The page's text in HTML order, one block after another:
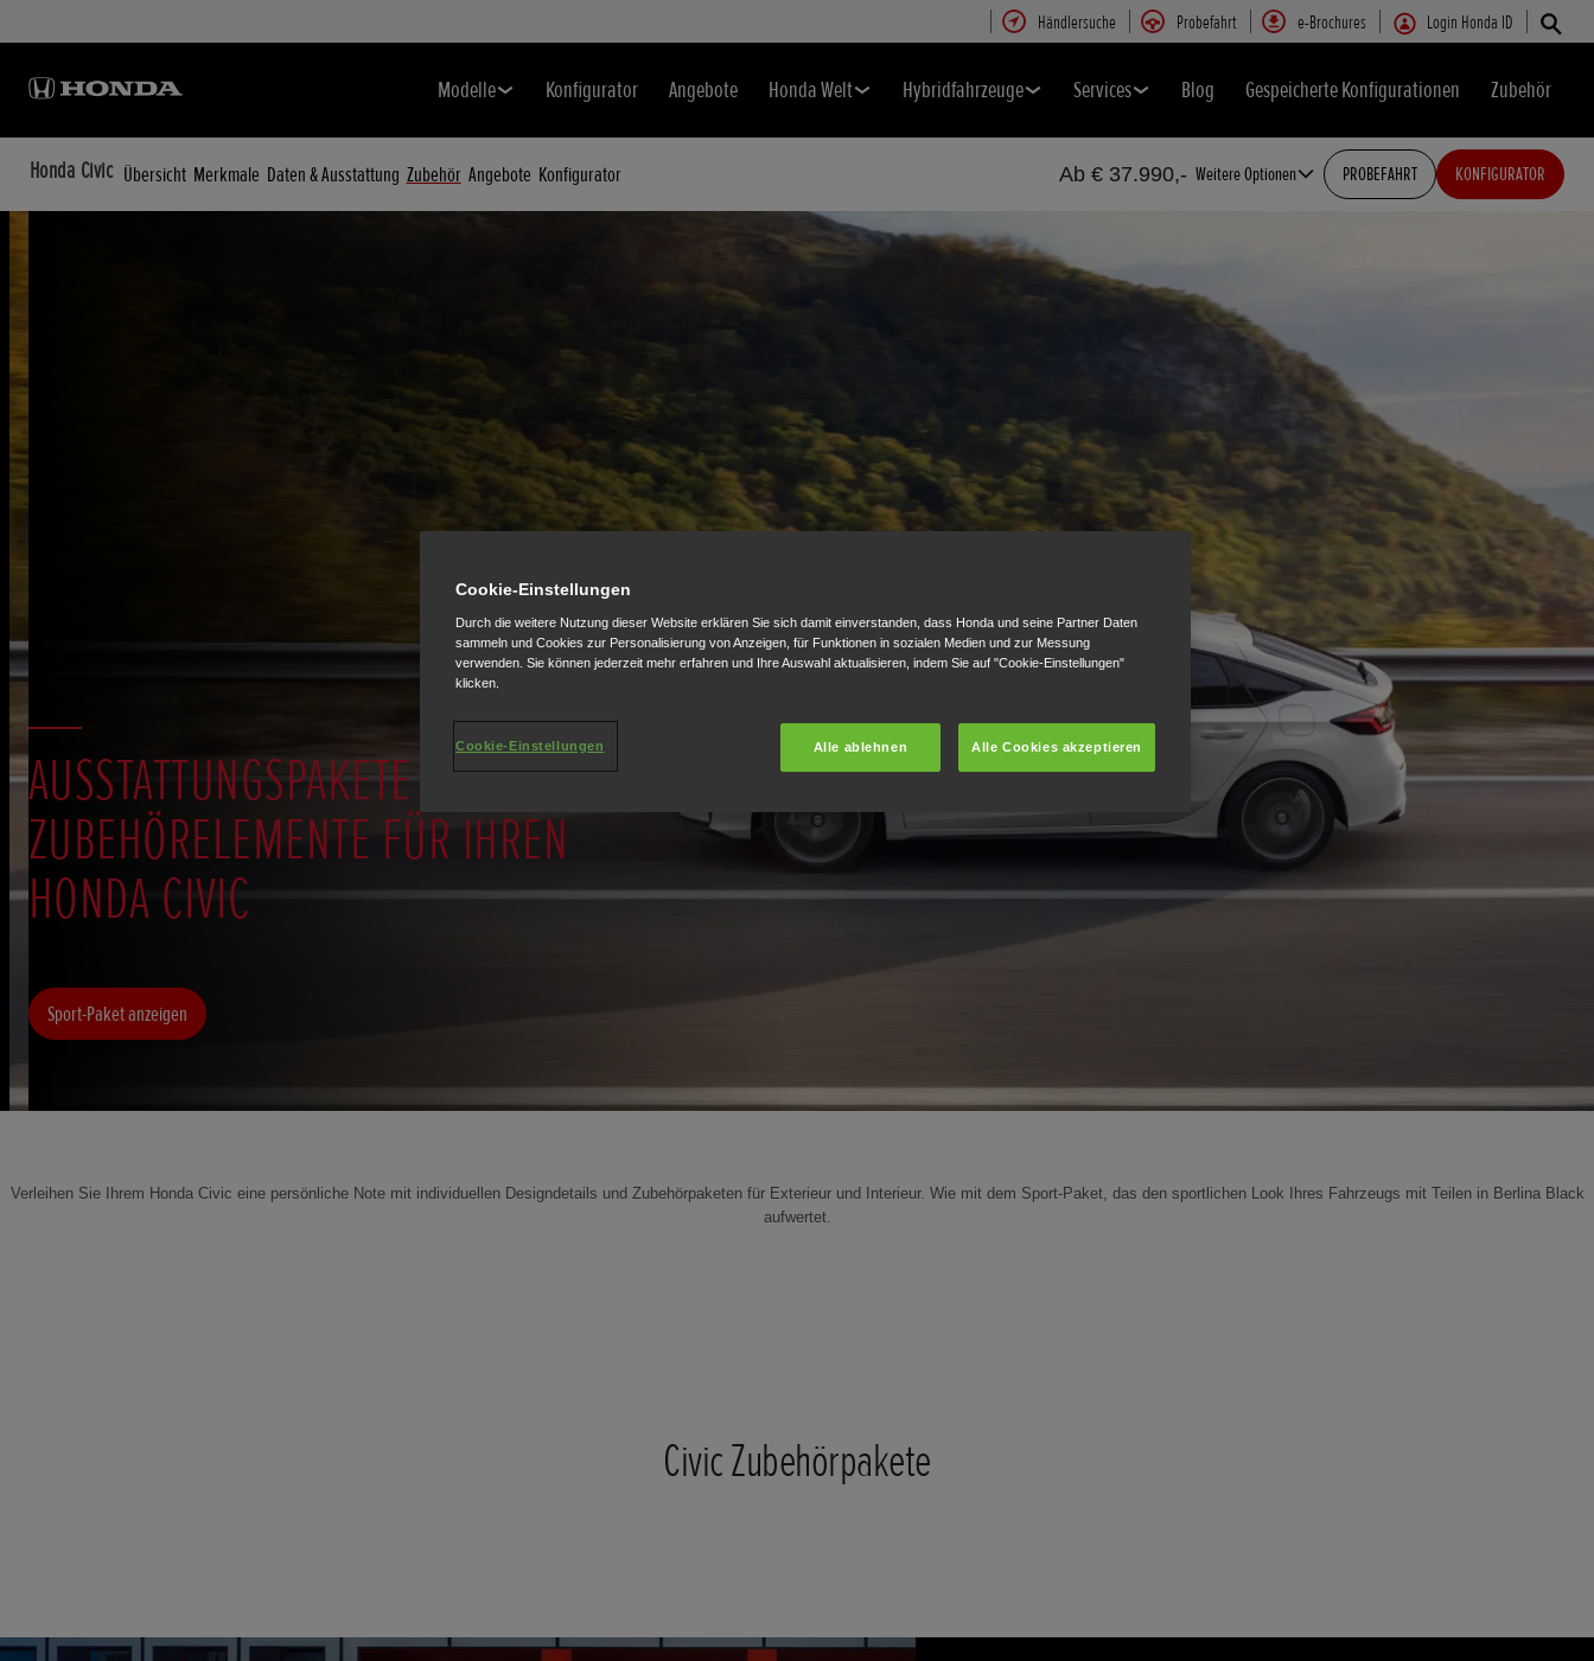
Händlersuche Probefahrt e-Brochures Login Honda ID
Modelle Konfigurator Angebote Honda Welt Hybridfahrzeuge Services Blog Gespeicherte Konfigurationen Zubehör
Honda Civic Übersicht Merkmale Daten & Ausstattung Zubehör Angebote Konfigurator Ab € 37.990,- Weitere Optionen PROBEFAHRT KONFIGURATOR
AUSSTATTUNGSPAKETE UND
ZUBEHÖRELEMENTE FÜR IHREN
HONDA CIVIC
Sport-Paket anzeigen
Verleihen Sie Ihrem Honda Civic eine persönliche Note mit individuellen Designdetails und Zubehörpaketen für Exterieur und Interieur. Wie mit dem Sport-Paket, das den sportlichen Look Ihres Fahrzeugs mit Teilen in Berlina Black
aufwertet.
Civic Zubehörpakete
Cookie-Einstellungen
Durch die weitere Nutzung dieser Website erklären Sie sich damit einverstanden, dass Honda und seine Partner Daten
sammeln und Cookies zur Personalisierung von Anzeigen, für Funktionen in sozialen Medien und zur Messung
verwenden. Sie können jederzeit mehr erfahren und Ihre Auswahl aktualisieren, indem Sie auf "Cookie-Einstellungen"
klicken.
Alle ablehnen Alle Cookies akzeptieren
Cookie-Einstellungen